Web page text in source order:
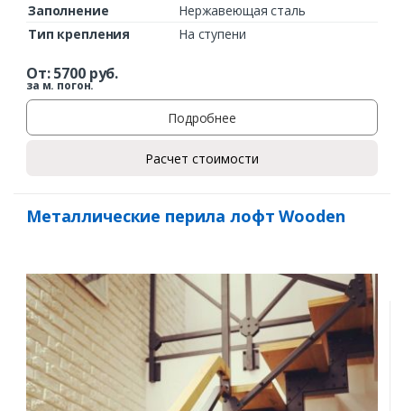
Заполнение
Нержавеющая сталь
Тип крепления
На ступени
От:5700руб.
за м. погон.
Подробнее
Расчет стоимости
Металлические перила лофт Wooden